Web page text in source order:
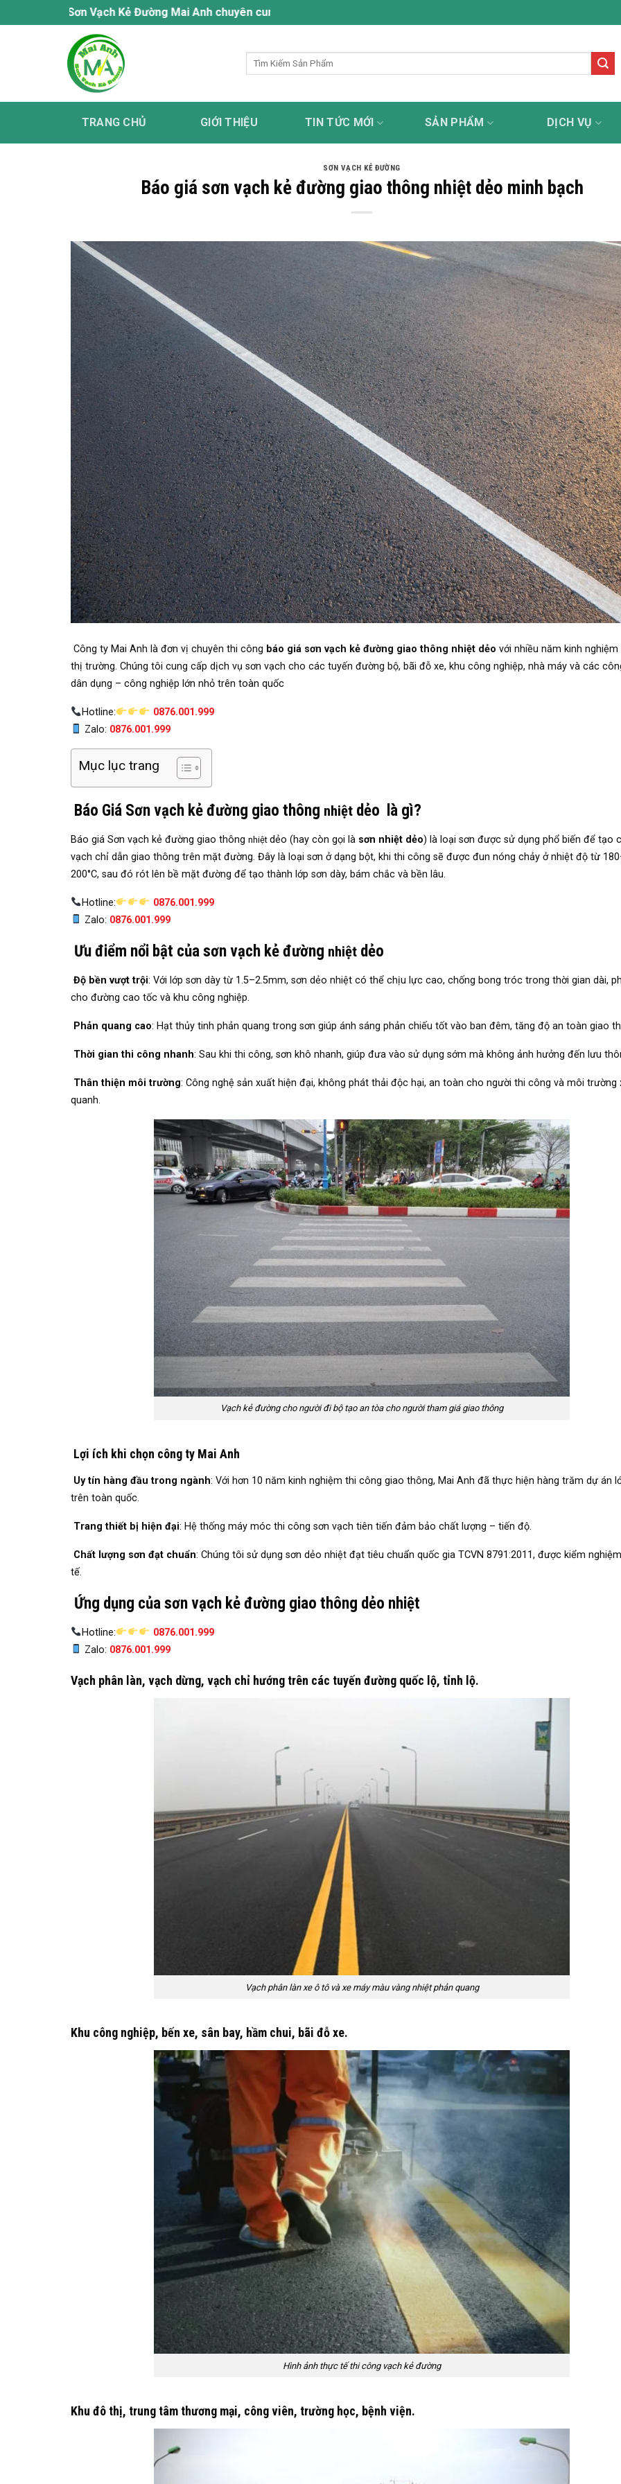
qua
Sơn Vạch Kẻ Đường Mai Anh chuyên cung cấp dịch vụ sơn kẻ đường uy tín - tận tâm - chuyên nghiệp - trách nhiệm
Tìm
TRANG CHỦ GIỚI THIỆU TIN TỨC MỚI SẢN PHẨM DỊCH VỤ
SƠN VẠCH KẺ ĐƯỜNG
Báo giá sơn vạch kẻ đường giao thông nhiệt dẻo minh bạch
Công ty Mai Anh là đơn vị chuyên thi công báo giá sơn vạch kẻ đường giao thông nhiệt dẻo với nhiều năm kinh nghiệm
thị trường. Chúng tôi cung cấp dịch vụ sơn vạch cho các tuyến đường bộ, bãi đỗ xe, khu công nghiệp, nhà máy và các
dân dụng – công nghiệp lớn nhỏ trên toàn quốc
Hotline:
0876.001.999
Zalo: 0876.001.999
Mục lục trang
Báo Giá Sơn vạch kẻ đường giao thông nhiệt dẻo là gì?
Báo giá Sơn vạch kẻ đường giao thông nhiệt dẻo (hay còn gọi là sơn nhiệt dẻo) là loại sơn được sử dụng phổ biến để tạo
vạch chỉ dẫn giao thông trên mặt đường. Đây là loại sơn ở dạng bột, khi thi công sẽ được đun nóng chảy ở nhiệt độ từ
200°C, sau đó rót lên bề mặt đường để tạo thành lớp sơn dày, bám chắc và bền lâu.
Hotline:
0876.001.999
Zalo: 0876.001.999
Ưu điểm nổi bật của sơn vạch kẻ đường nhiệt dẻo
Độ bền vượt trội: Với lớp sơn dày từ 1.5–2.5mm, sơn dẻo nhiệt có thể chịu lực cao, chống bong tróc trong thời gian dài,
cho đường cao tốc và khu công nghiệp.
Phản quang cao: Hạt thủy tinh phản quang trong sơn giúp ánh sáng phản chiếu tốt vào ban đêm, tăng độ an toàn giao
Thời gian thi công nhanh: Sau khi thi công, sơn khô nhanh, giúp đưa vào sử dụng sớm mà không ảnh hưởng đến lưu
Thân thiện môi trường: Công nghệ sản xuất hiện đại, không phát thải độc hại, an toàn cho người thi công và môi trường
quanh.
Vạch kẻ đường cho người đi bộ tạo an tòa cho người tham giá giao thông
Lợi ích khi chọn công ty Mai Anh
Uy tín hàng đầu trong ngành: Với hơn 10 năm kinh nghiệm thi công giao thông, Mai Anh đã thực hiện hàng trăm dự án
trên toàn quốc.
Trang thiết bị hiện đại: Hệ thống máy móc thi công sơn vạch tiên tiến đảm bảo chất lượng – tiến độ.
Chất lượng sơn đạt chuẩn: Chúng tôi sử dụng sơn dẻo nhiệt đạt tiêu chuẩn quốc gia TCVN 8791:2011, được kiểm
tế.
Ứng dụng của sơn vạch kẻ đường giao thông dẻo nhiệt
Hotline:
0876.001.999
Zalo: 0876.001.999
Vạch phân làn, vạch dừng, vạch chỉ hướng trên các tuyến đường quốc lộ, tỉnh lộ.
Vạch phân làn xe ô tô và xe máy màu vàng nhiệt phản quang
Khu công nghiệp, bến xe, sân bay, hầm chui, bãi đỗ xe.
Hình ảnh thực tế thi công vạch kẻ đường
Khu đô thị, trung tâm thương mại, công viên, trường học, bệnh viện.